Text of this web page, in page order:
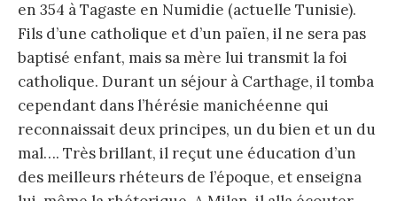
en 354 à Tagaste en Numidie (actuelle Tunisie).
Fils d’une catholique et d’un païen, il ne sera pas
baptisé enfant, mais sa mère lui transmit la foi
catholique. Durant un séjour à Carthage, il tomba
cependant dans l’hérésie manichéenne qui
reconnaissait deux principes, un du bien et un du
mal…. Très brillant, il reçut une éducation d’un
des meilleurs rhéteurs de l’époque, et enseigna